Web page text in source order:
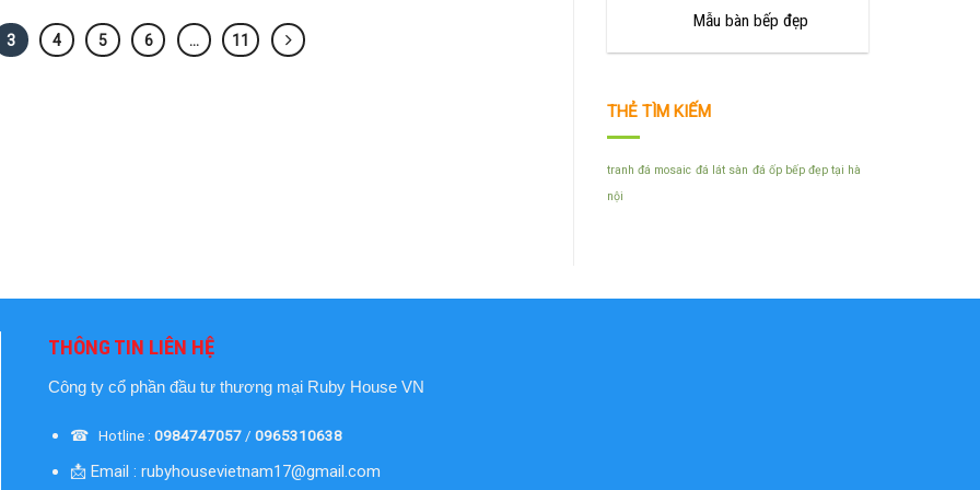
3 4 5 6 … 11
Mẫu bàn bếp đẹp
THẺ TÌM KIẾM
tranh đá mosaic đá lát sàn đá ốp bếp đẹp tại hà
nội
THÔNG TIN LIÊN HỆ
Công ty cổ phần đầu tư thương mại Ruby House VN
☎ Hotline : 0984747057 / 0965310638
📩 Email : rubyhousevietnam17@gmail.com